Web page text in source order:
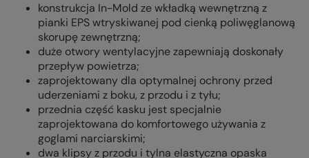
konstrukcja In-Mold ze wkładką wewnętrzną z
pianki EPS wtryskiwanej pod cienką poliwęglanową
skorupę zewnętrzną;
duże otwory wentylacyjne zapewniają doskonały
przepływ powietrza;
zaprojektowany dla optymalnej ochrony przed
uderzeniami z boku, z przodu i z tyłu;
przednia część kasku jest specjalnie
zaprojektowana do komfortowego używania z
goglami narciarskimi;
dwa klipsy z przodu i tylna elastyczna opaska